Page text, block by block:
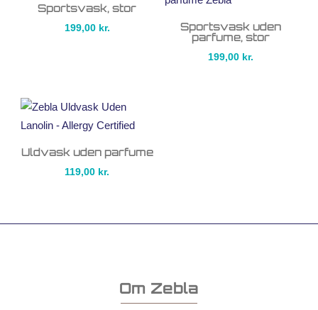
Sportsvask, stor
199,00 kr. Sportsvask uden
parfume, stor
199,00 kr.
Uldvask uden parfume
119,00 kr.
Om Zebla